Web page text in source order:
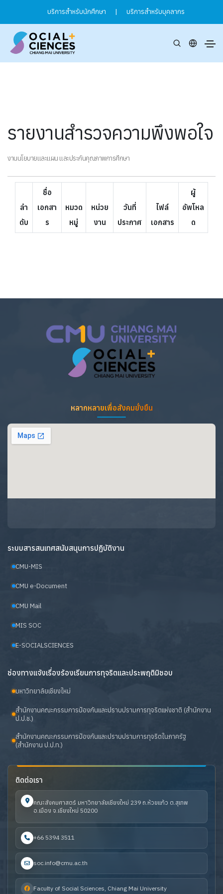
บริการสำหรับนักศึกษา | บริการสำหรับบุคลากร
รายงานสำรวจความพึงพอใจ
งานนโยบายและแผน และประกันคุณภาพการศึกษา
ลำ
ดับ
ชื่อ
เอกสา
ร
หมวด
หมู่
หน่วย
งาน
วันที่
ประกาศ
ไฟล์
เอกสาร
ผู้
อัพโหล
ด
หลากหลายเพื่อสังคมยั่งยืน
ระบบสารสนเทศสนับสนุนการปฏิบัติงาน
CMU-MIS
CMU e-Document
CMU Mail
MIS SOC
E-SOCIALSCIENCES
ช่องทางแจ้งเรื่องร้องเรียนการทุจริตและประพฤติมิชอบ
มหาวิทยาลัยเชียงใหม่
สำนักงานคณะกรรมการป้องกันและปราบปรามการทุจริตแห่งชาติ (สำนักงาน
ป.ป.ช.)
สำนักงานคณะกรรมการป้องกันและปราบปรามการทุจริตในภาครัฐ
(สำนักงาน ป.ป.ท.)
ติดต่อเรา
คณะสังคมศาสตร์ มหาวิทยาลัยเชียงใหม่ 239 ถ.ห้วยแก้ว ต.สุเทพ
อ.เมือง จ.เชียงใหม่ 50200
+66 5394 3511
soc.info@cmu.ac.th
Faculty of Social Sciences, Chiang Mai University